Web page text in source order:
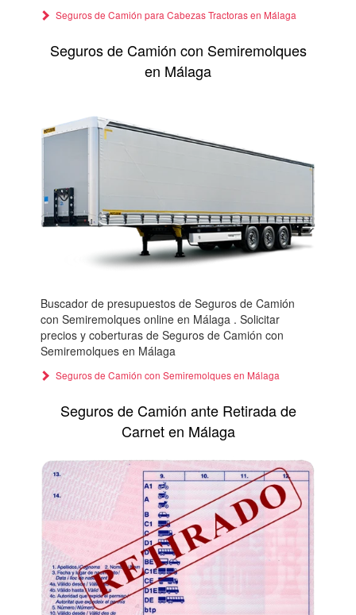
Seguros de Camión para Cabezas Tractoras en Málaga
Seguros de Camión con Semiremolques
en Málaga
Buscador de presupuestos de Seguros de Camión
con Semiremolques online en Málaga . Solicitar
precios y coberturas de Seguros de Camión con
Semiremolques en Málaga
Seguros de Camión con Semiremolques en Málaga
Seguros de Camión ante Retirada de
Carnet en Málaga